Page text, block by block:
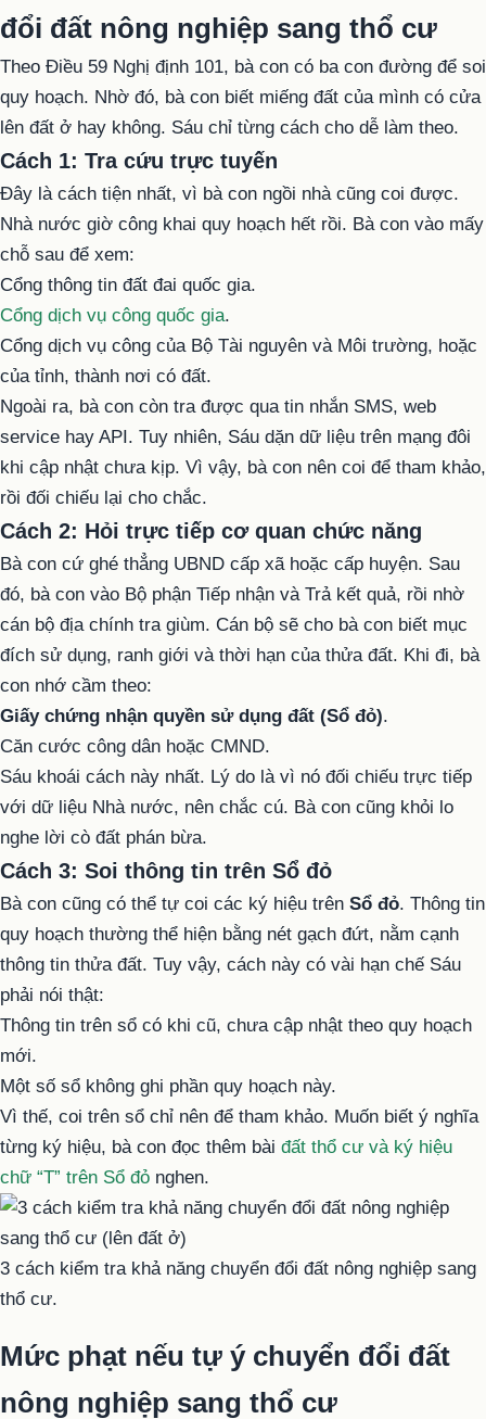
đổi đất nông nghiệp sang thổ cư
Theo Điều 59 Nghị định 101, bà con có ba con đường để soi
quy hoạch. Nhờ đó, bà con biết miếng đất của mình có cửa
lên đất ở hay không. Sáu chỉ từng cách cho dễ làm theo.
Cách 1: Tra cứu trực tuyến
Đây là cách tiện nhất, vì bà con ngồi nhà cũng coi được.
Nhà nước giờ công khai quy hoạch hết rồi. Bà con vào mấy
chỗ sau để xem:
Cổng thông tin đất đai quốc gia.
Cổng dịch vụ công quốc gia.
Cổng dịch vụ công của Bộ Tài nguyên và Môi trường, hoặc
của tỉnh, thành nơi có đất.
Ngoài ra, bà con còn tra được qua tin nhắn SMS, web
service hay API. Tuy nhiên, Sáu dặn dữ liệu trên mạng đôi
khi cập nhật chưa kịp. Vì vậy, bà con nên coi để tham khảo,
rồi đối chiếu lại cho chắc.
Cách 2: Hỏi trực tiếp cơ quan chức năng
Bà con cứ ghé thẳng UBND cấp xã hoặc cấp huyện. Sau
đó, bà con vào Bộ phận Tiếp nhận và Trả kết quả, rồi nhờ
cán bộ địa chính tra giùm. Cán bộ sẽ cho bà con biết mục
đích sử dụng, ranh giới và thời hạn của thửa đất. Khi đi, bà
con nhớ cầm theo:
Giấy chứng nhận quyền sử dụng đất (Sổ đỏ).
Căn cước công dân hoặc CMND.
Sáu khoái cách này nhất. Lý do là vì nó đối chiếu trực tiếp
với dữ liệu Nhà nước, nên chắc cú. Bà con cũng khỏi lo
nghe lời cò đất phán bừa.
Cách 3: Soi thông tin trên Sổ đỏ
Bà con cũng có thể tự coi các ký hiệu trên Sổ đỏ. Thông tin
quy hoạch thường thể hiện bằng nét gạch đứt, nằm cạnh
thông tin thửa đất. Tuy vậy, cách này có vài hạn chế Sáu
phải nói thật:
Thông tin trên sổ có khi cũ, chưa cập nhật theo quy hoạch
mới.
Một số sổ không ghi phần quy hoạch này.
Vì thế, coi trên sổ chỉ nên để tham khảo. Muốn biết ý nghĩa
từng ký hiệu, bà con đọc thêm bài đất thổ cư và ký hiệu
chữ “T” trên Sổ đỏ nghen.
3 cách kiểm tra khả năng chuyển đổi đất nông nghiệp sang
thổ cư.
Mức phạt nếu tự ý chuyển đổi đất
nông nghiệp sang thổ cư